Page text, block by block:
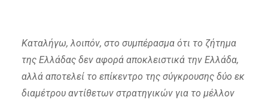
Καταλήγω, λοιπόν, στο συμπέρασμα ότι το ζήτημα
της Ελλάδας δεν αφορά αποκλειστικά την Ελλάδα,
αλλά αποτελεί το επίκεντρο της σύγκρουσης δύο εκ
διαμέτρου αντίθετων στρατηγικών για το μέλλον